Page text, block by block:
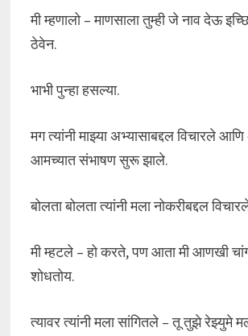
मी म्हणालो – माणसाला तुम्ही जे नाव देऊ
ठेवेन.
भाभी पुन्हा हसल्या.
मग त्यांनी माझ्या अभ्यासाबद्दल विचारले
आमच्यात संभाषण सुरू झाले.
बोलता बोलता त्यांनी मला नोकरीबद्दल
मी म्हटले – हो करते, पण आता मी आणखी
शोधतोय.
त्यावर त्यांनी मला सांगितले – तू तुझे रेझ्युमे